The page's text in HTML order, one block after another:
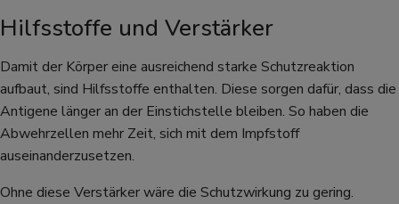
Hilfsstoffe und Verstärker
Damit der Körper eine ausreichend starke Schutzreaktion
aufbaut, sind Hilfsstoffe enthalten. Diese sorgen dafür, dass die
Antigene länger an der Einstichstelle bleiben. So haben die
Abwehrzellen mehr Zeit, sich mit dem Impfstoff
auseinanderzusetzen.
Ohne diese Verstärker wäre die Schutzwirkung zu gering.